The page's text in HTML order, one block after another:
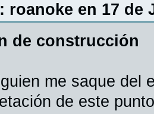
roanoke en 17 de
de construcción
me saque del
de este